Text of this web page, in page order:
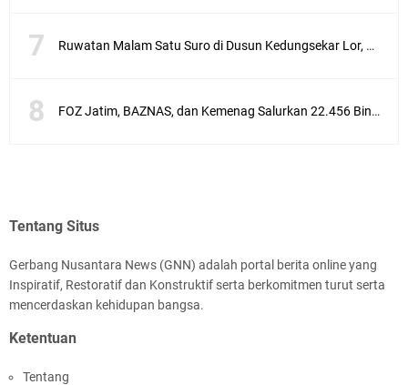
Ruwatan Malam Satu Suro di Dusun Kedungsekar Lor, Tradisi Luhur yang Terus Istiqomah
FOZ Jatim, BAZNAS, dan Kemenag Salurkan 22.456 Bingkisan Lebaran Yatim Serentak di Berbagai Daerah di Jawa Timur
Tentang Situs
Gerbang Nusantara News (GNN) adalah portal berita online yang
Inspiratif, Restoratif dan Konstruktif serta berkomitmen turut serta
mencerdaskan kehidupan bangsa.
Ketentuan
Tentang